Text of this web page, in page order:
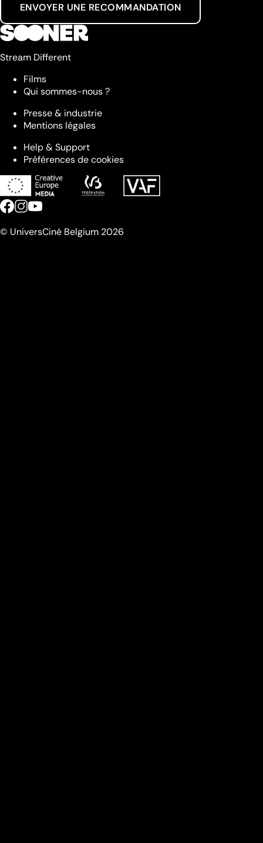
ENVOYER UNE RECOMMANDATION
Stream Different
Films
Qui sommes-nous ?
Presse & industrie
Mentions légales
Help & Support
Préférences de cookies
© UniversCiné Belgium 2026